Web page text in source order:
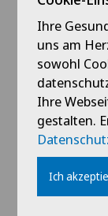
Ihre
uns am
sowohl
Ihre
gestalten.
Ich